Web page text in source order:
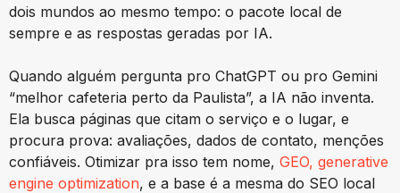
dois mundos ao mesmo tempo: o pacote local de
sempre e as respostas geradas por IA.
Quando alguém pergunta pro ChatGPT ou pro Gemini
“melhor cafeteria perto da Paulista”, a IA não inventa.
Ela busca páginas que citam o serviço e o lugar, e
procura prova: avaliações, dados de contato, menções
confiáveis. Otimizar pra isso tem nome, GEO, generative
engine optimization, e a base é a mesma do SEO local